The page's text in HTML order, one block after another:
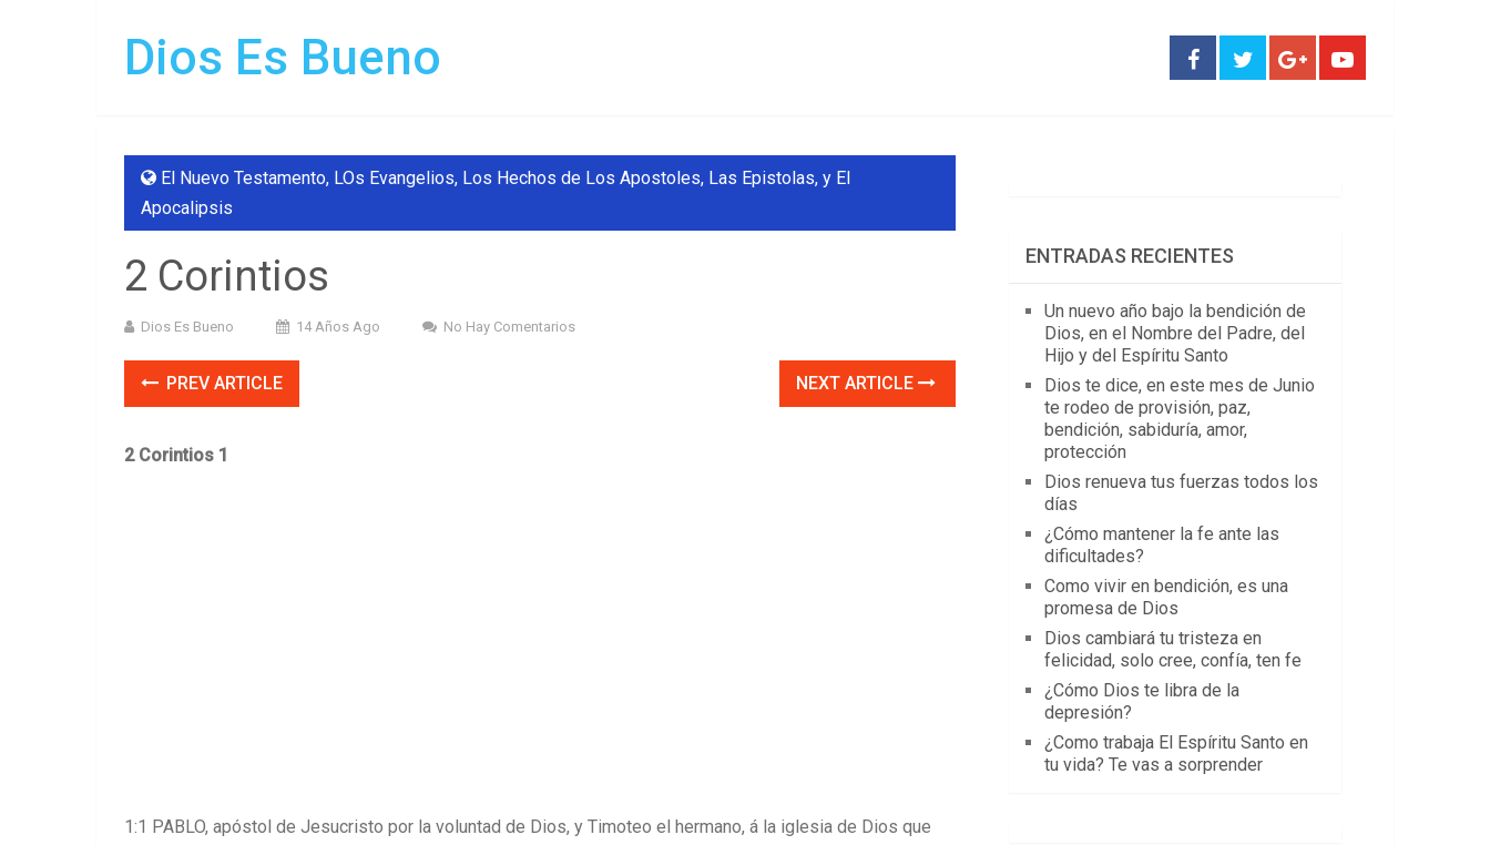
Dios Es Bueno
El Nuevo Testamento, LOs Evangelios, Los Hechos de Los Apostoles, Las Epistolas, y El
Apocalipsis
2 Corintios
Dios Es Bueno 14 Años Ago No Hay Comentarios
PREV ARTICLE NEXT ARTICLE
2 Corintios 1
1:1 PABLO, apóstol de Jesucristo por la voluntad de Dios, y Timoteo el hermano, á la iglesia de Dios que
ENTRADAS RECIENTES
Un nuevo año bajo la bendición de
Dios, en el Nombre del Padre, del
Hijo y del Espíritu Santo
Dios te dice, en este mes de Junio
te rodeo de provisión, paz,
bendición, sabiduría, amor,
protección
Dios renueva tus fuerzas todos los
días
¿Cómo mantener la fe ante las
dificultades?
Como vivir en bendición, es una
promesa de Dios
Dios cambiará tu tristeza en
felicidad, solo cree, confía, ten fe
¿Cómo Dios te libra de la
depresión?
¿Como trabaja El Espíritu Santo en
tu vida? Te vas a sorprender